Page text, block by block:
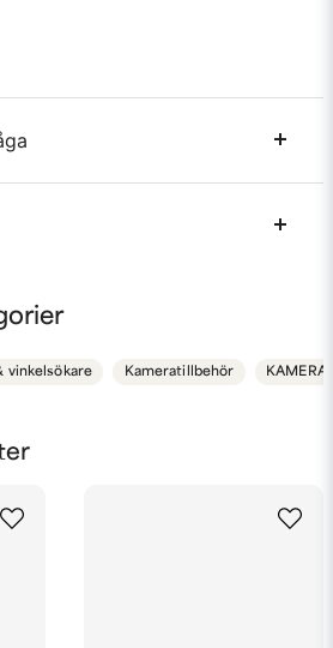
denna produkten...
vinkelsökare Kameratillbehör KAMERA